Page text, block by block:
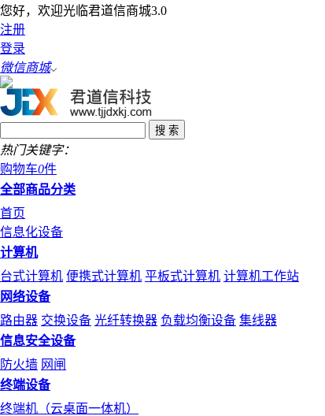
您好，欢迎光临君道信商城3.0
注册
登录
微信商城
热门关键字：
购物车0件
全部商品分类
首页
信息化设备
计算机
台式计算机 便携式计算机 平板式计算机 计算机工作站
网络设备
路由器 交换设备 光纤转换器 负载均衡设备 集线器
信息安全设备
防火墙 网闸
终端设备
终端机（云桌面一体机）